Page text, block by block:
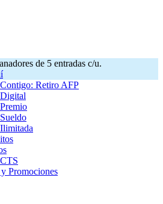
de 5 entradas c/u.
Retiro AFP
y Promociones